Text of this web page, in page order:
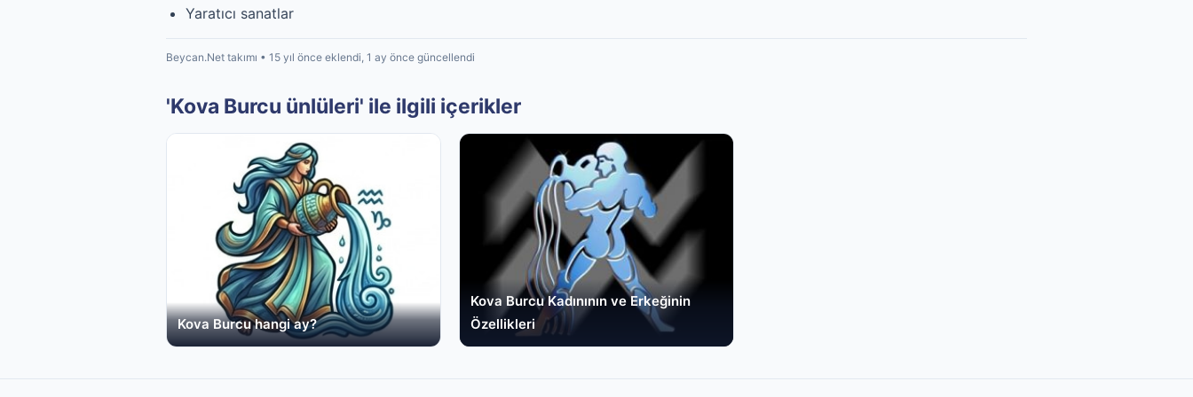
Yaratıcı sanatlar
Beycan.Net takımı • 15 yıl önce eklendi, 1 ay önce güncellendi
'Kova Burcu ünlüleri' ile ilgili içerikler
Kova Burcu hangi ay?
Kova Burcu Kadınının ve Erkeğinin
Özellikleri